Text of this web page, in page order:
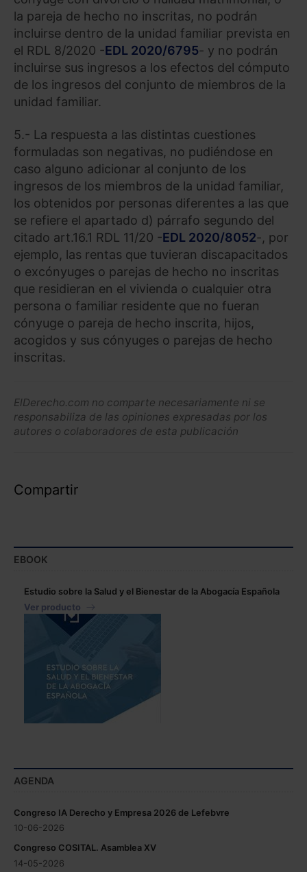
la pareja de hecho no inscritas, no podrán
incluirse dentro de la unidad familiar prevista en
el RDL 8/2020 -EDL 2020/6795- y no podrán
incluirse sus ingresos a los efectos del cómputo
de los ingresos del conjunto de miembros de la
unidad familiar.
5.- La respuesta a las distintas cuestiones
formuladas son negativas, no pudiéndose en
caso alguno adicionar al conjunto de los
ingresos de los miembros de la unidad familiar,
los obtenidos por personas diferentes a las que
se refiere el apartado d) párrafo segundo del
citado art.16.1 RDL 11/20 -EDL 2020/8052-, por
ejemplo, las rentas que tuvieran discapacitados
o excónyuges o parejas de hecho no inscritas
que residieran en el vivienda o cualquier otra
persona o familiar residente que no fueran
cónyuge o pareja de hecho inscrita, hijos,
acogidos y sus cónyuges o parejas de hecho
inscritas.
ElDerecho.com no comparte necesariamente ni se
responsabiliza de las opiniones expresadas por los
autores o colaboradores de esta publicación
Compartir
EBOOK
Estudio sobre la Salud y el Bienestar de la Abogacía Española
Ver producto
AGENDA
Congreso IA Derecho y Empresa 2026 de Lefebvre
10-06-2026
Congreso COSITAL. Asamblea XV
14-05-2026